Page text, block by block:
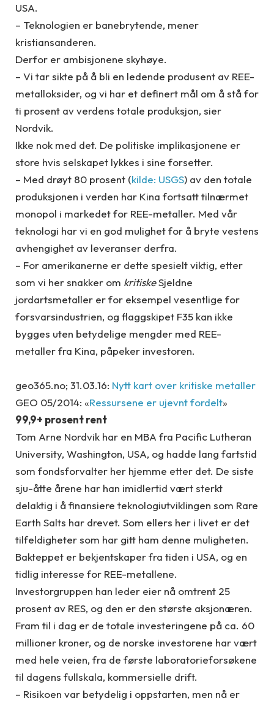
USA.
– Teknologien er banebrytende, mener
kristiansanderen.
Derfor er ambisjonene skyhøye.
– Vi tar sikte på å bli en ledende produsent av REE-
metalloksider, og vi har et definert mål om å stå for
ti prosent av verdens totale produksjon, sier
Nordvik.
Ikke nok med det. De politiske implikasjonene er
store hvis selskapet lykkes i sine forsetter.
– Med drøyt 80 prosent (kilde: USGS) av den totale
produksjonen i verden har Kina fortsatt tilnærmet
monopol i markedet for REE-metaller. Med vår
teknologi har vi en god mulighet for å bryte vestens
avhengighet av leveranser derfra.
– For amerikanerne er dette spesielt viktig, etter
som vi her snakker om kritiskeSjeldne
jordartsmetaller er for eksempel vesentlige for
forsvarsindustrien, og flaggskipet F35 kan ikke
bygges uten betydelige mengder med REE-
metaller fra Kina, påpeker investoren.
geo365.no; 31.03.16: Nytt kart over kritiske metaller
GEO 05/2014: «Ressursene er ujevnt fordelt»
99,9+ prosent rent
Tom Arne Nordvik har en MBA fra Pacific Lutheran
University, Washington, USA, og hadde lang fartstid
som fondsforvalter her hjemme etter det. De siste
sju-åtte årene har han imidlertid vært sterkt
delaktig i å finansiere teknologiutviklingen som Rare
Earth Salts har drevet. Som ellers her i livet er det
tilfeldigheter som har gitt ham denne muligheten.
Bakteppet er bekjentskaper fra tiden i USA, og en
tidlig interesse for REE-metallene.
Investorgruppen han leder eier nå omtrent 25
prosent av RES, og den er den største aksjonæren.
Fram til i dag er de totale investeringene på ca. 60
millioner kroner, og de norske investorene har vært
med hele veien, fra de første laboratorieforsøkene
til dagens fullskala, kommersielle drift.
– Risikoen var betydelig i oppstarten, men nå er